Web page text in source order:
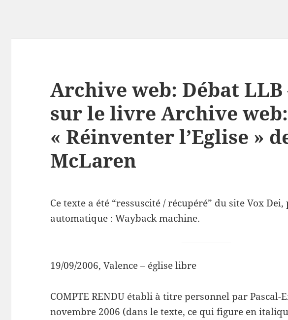
Archive web: Débat LLB
sur le livre Archive web:
« Réinventer l’Eglise »
McLaren
Ce texte a été “ressuscité / récupéré” du site Vox
automatique : Wayback machine.
19/09/2006, Valence – église libre
COMPTE RENDU établi à titre personnel par Pascal-
novembre 2006 (dans le texte, ce qui figure en